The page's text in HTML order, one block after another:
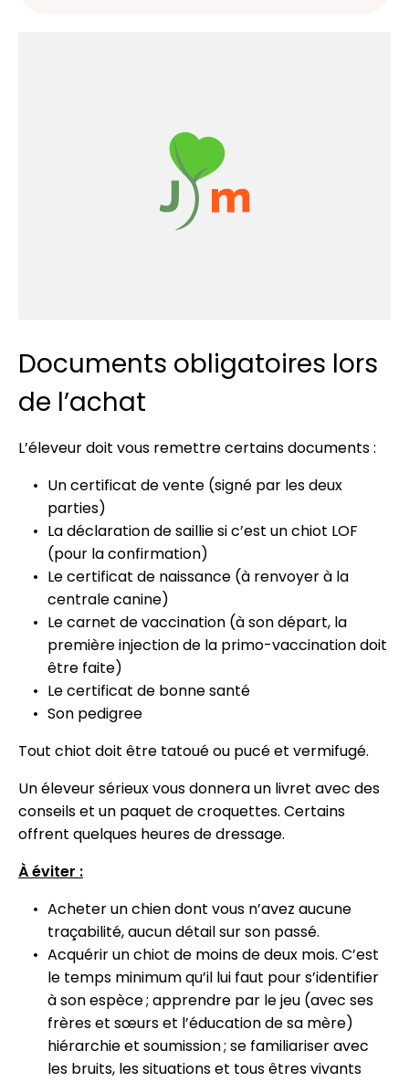
Documents obligatoires lors
de l’achat
L’éleveur doit vous remettre certains documents :
Un certificat de vente (signé par les deux
parties)
La déclaration de saillie si c’est un chiot LOF
(pour la confirmation)
Le certificat de naissance (à renvoyer à la
centrale canine)
Le carnet de vaccination (à son départ, la
première injection de la primo-vaccination doit
être faite)
Le certificat de bonne santé
Son pedigree
Tout chiot doit être tatoué ou pucé et vermifugé.
Un éleveur sérieux vous donnera un livret avec des
conseils et un paquet de croquettes. Certains
offrent quelques heures de dressage.
À éviter :
Acheter un chien dont vous n’avez aucune
traçabilité, aucun détail sur son passé.
Acquérir un chiot de moins de deux mois. C’est
le temps minimum qu’il lui faut pour s’identifier
à son espèce ; apprendre par le jeu (avec ses
frères et sœurs et l’éducation de sa mère)
hiérarchie et soumission ; se familiariser avec
les bruits, les situations et tous êtres vivants